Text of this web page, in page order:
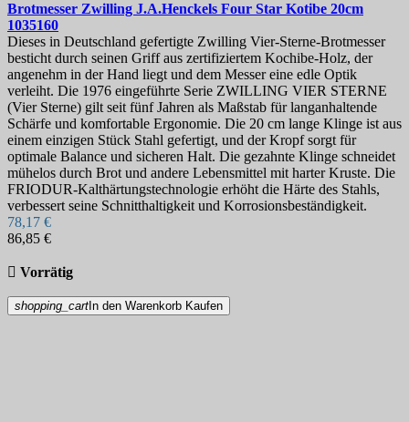
Klingenlänge, mm
Land
Stahl
Griff
Serie
Härte
Weitere Filter
Produkte anzeigen
Brotmesser Zwilling J.A.Henckels Four Star Kotibe 20cm
1035160
Dieses in Deutschland gefertigte Zwilling Vier-Sterne-Brotmesser
besticht durch seinen Griff aus zertifiziertem Kochibe-Holz, der
angenehm in der Hand liegt und dem Messer eine edle Optik
verleiht. Die 1976 eingeführte Serie ZWILLING VIER STERNE
(Vier Sterne) gilt seit fünf Jahren als Maßstab für langanhaltende
Schärfe und komfortable Ergonomie. Die 20 cm lange Klinge ist aus
einem einzigen Stück Stahl gefertigt, und der Kropf sorgt für
optimale Balance und sicheren Halt. Die gezahnte Klinge schneidet
mühelos durch Brot und andere Lebensmittel mit harter Kruste. Die
FRIODUR-Kalthärtungstechnologie erhöht die Härte des Stahls,
verbessert seine Schnitthaltigkeit und Korrosionsbeständigkeit.
78,17 €
86,85 €
 Vorrätig
shopping_cart In den Warenkorb Kaufen